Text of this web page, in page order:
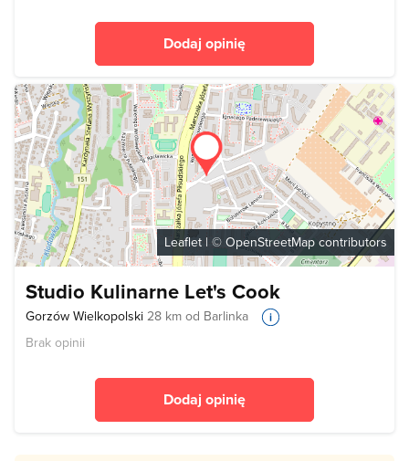
Dodaj opinię
Leaflet | © OpenStreetMap contributors
Studio Kulinarne Let's Cook
Gorzów Wielkopolski 28 km od Barlinka
Brak opinii
Dodaj opinię